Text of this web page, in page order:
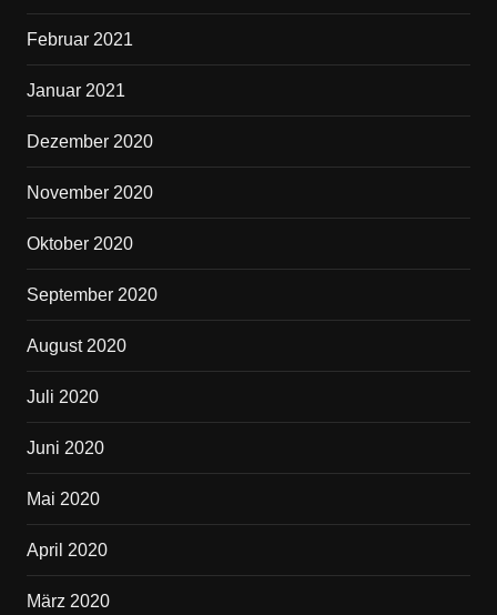
Februar 2021
Januar 2021
Dezember 2020
November 2020
Oktober 2020
September 2020
August 2020
Juli 2020
Juni 2020
Mai 2020
April 2020
März 2020